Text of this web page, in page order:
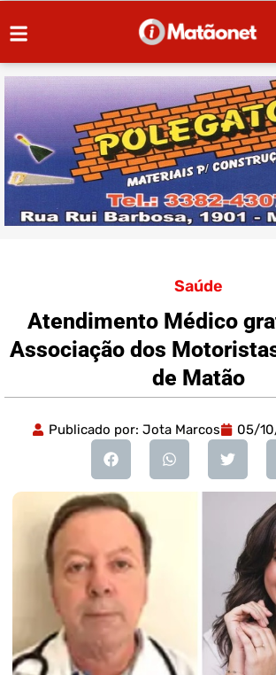
Saúde
Atendimento Médico
Associação dos
de Matão
Publicado por: Jota Marcos 05/